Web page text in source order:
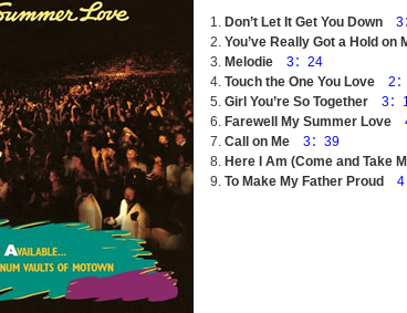
Don’t Let It Get You Down
3
You’ve Really Got a Hold on
Melodie
3：24
Touch the One You Love
2
Girl You’re So Together
3：
Farewell My Summer Love
Call on Me
3：39
Here I Am (Come and Take
To Make My Father Proud
4